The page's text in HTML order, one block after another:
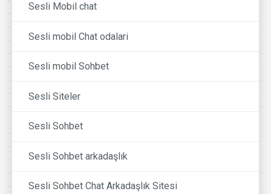
Sesli Mobil chat
Sesli mobil Chat odalari
Sesli mobil Sohbet
Sesli Siteler
Sesli Sohbet
Sesli Sohbet arkadaşlık
Sesli Sohbet Chat Arkadaşlık Sitesi